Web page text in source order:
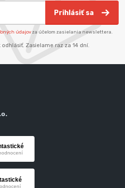
Prihlásiť sa
údajovza účelom zasielania newslettera.
Zasielame raz za 14 dní.